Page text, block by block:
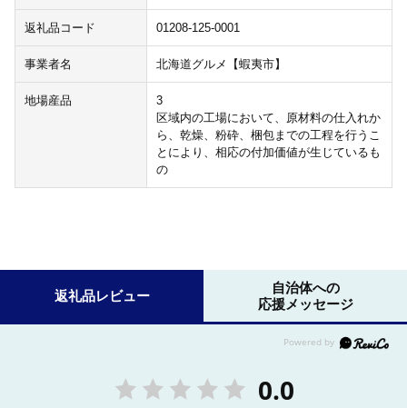
返礼品コード 01208-125-0001
事業者名 北海道グルメ【蝦夷市】
地場産品
3
区域内の工場において、原材料の仕入れか
ら、乾燥、粉砕、梱包までの工程を行うこ
とにより、相応の付加価値が生じているも
の
返礼品レビュー
自治体への
応援メッセージ
0.0